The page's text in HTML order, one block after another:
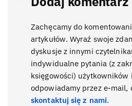
Zachęcamy do
artykułów. Wyraź swoje
dyskusje z innymi
indywidualne pytania (z
księgowości) użytkowników
odpowiadamy przez e-mail,
skontaktuj się z nami.